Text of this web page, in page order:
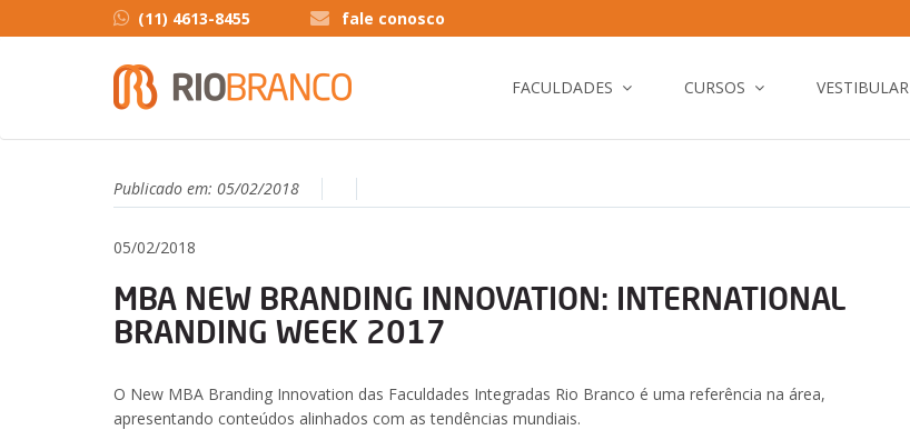
(11) 4613-8455 fale conosco
FACULDADES CURSOS VESTIBULAR
Publicado em: 05/02/2018
05/02/2018
MBA NEW BRANDING INNOVATION: INTERNATIONAL
BRANDING WEEK 2017
O New MBA Branding Innovation das Faculdades Integradas Rio Branco é uma referência na área,
apresentando conteúdos alinhados com as tendências mundiais.